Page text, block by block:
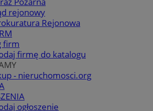
rejonowy
Rejonowa
firm
firmę do katalogu
- nieruchomosci.org
ogłoszenie